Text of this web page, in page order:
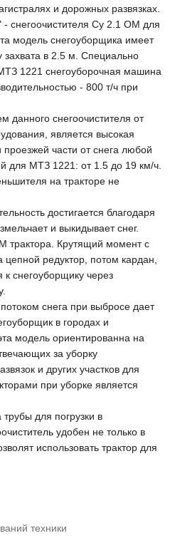
и дорожных развязках.
- снегоочистителя Су 2.1 ОМ для
модель снегоуборщика имеет
в 2.5 м. Специально
1221 снегоуборочная машина
- 800 т/ч при
снегоочистителя от
является высокая
части от снега любой
для МТЗ 1221: от 1.5 до 19 км/ч.
на тракторе не
достигается благодаря
и выкидывает снег.
трактора. Крутящий момент с
редуктор, потом кардан,
снегоуборщику через
снега при выбросе дает
в городах и
модель ориентированна на
за уборку
и других участков для
при уборке является
для погрузки в
удобен не только в
использовать трактор для
техники